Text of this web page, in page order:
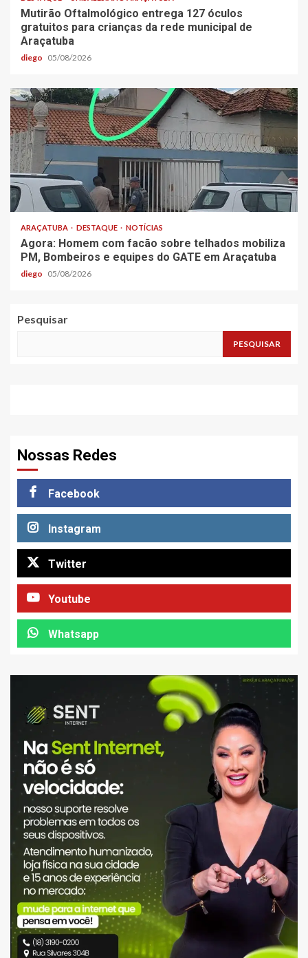
Mutirão Oftalmológico entrega 127 óculos
gratuitos para crianças da rede municipal de
Araçatuba
diego 05/08/2026
ARAÇATUBA DESTAQUE NOTÍCIAS
Agora: Homem com facão sobre telhados mobiliza
PM, Bombeiros e equipes do GATE em Araçatuba
diego 05/08/2026
Pesquisar
PESQUISAR
Nossas Redes
Facebook
Instagram
Twitter
Youtube
Whatsapp